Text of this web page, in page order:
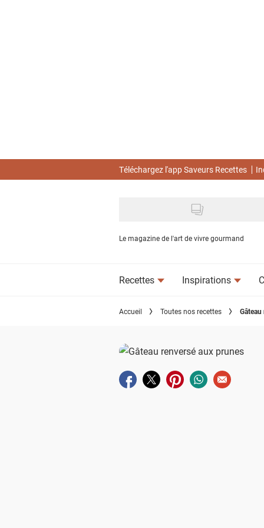
Téléchargez l'app Saveurs Recettes
Le magazine de l'art de vivre gourmand
Recettes Inspirations
Accueil Toutes nos recettes
Partager sur facebook
Partager sur twitter
Partager sur pinterest
Partager sur
Envoyer à